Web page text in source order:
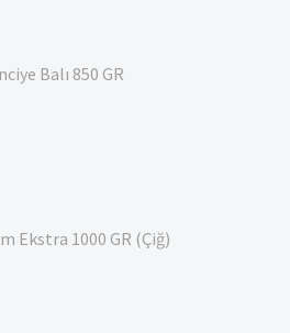
Balı 850 GR
Ekstra 1000 GR (Çiğ)